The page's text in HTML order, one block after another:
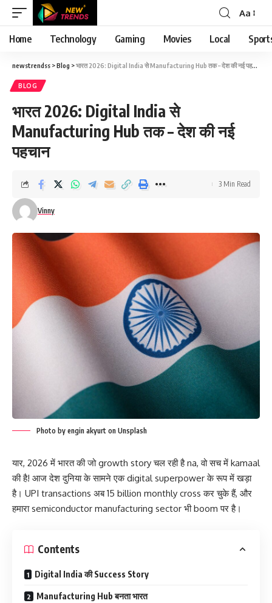
Font
Resizer
Aa
Home Technology Gaming Movies Local
newstrendss >Blog >भारत 2026: Digital India से Manufacturing Hub तक – देश की नई पहचान
BLOG
भारत 2026: Digital India से
Manufacturing Hub तक – देश की नई
पहचान
Vinny
3 Min Read
Photo by engin akyurt on Unsplash
यार, 2026 में भारत की जो growth story चल रही है na, वो सच में kamaal
की है! आज देश दुनिया के सामने एक digital superpower के रूप में खड़ा
है। UPI transactions अब 15 billion monthly cross कर चुके हैं, और
हमारा semiconductor manufacturing sector भी boom पर है।
Contents
Digital India की Success Story
Manufacturing Hub बनता भारत